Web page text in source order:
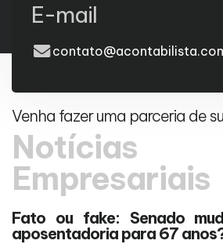
E-mail
Venha fazer uma parceria de
Notícias
Empresariais
Fato ou fake: Senado
aposentadoria para 67